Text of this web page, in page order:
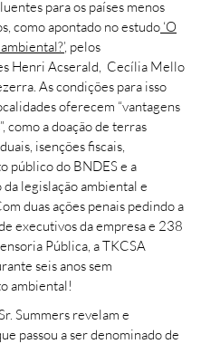
para os países menos
como apontado no estudo ‘O
, pelos
Henri Acserald, Cecília Mello
As condições para isso
oferecem “vantagens
como a doação de terras
isenções fiscais,
público do BNDES e a
legislação ambiental e
duas ações penais pedindo a
executivos da empresa e 238
Pública, a TKCSA
seis anos sem
ambiental!
Summers revelam e
passou a ser denominado de